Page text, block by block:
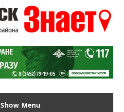
Show Menu